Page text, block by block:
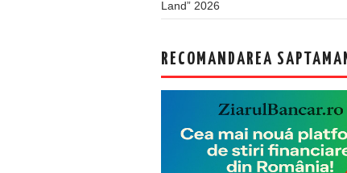
Land” 2026
RECOMANDAREA